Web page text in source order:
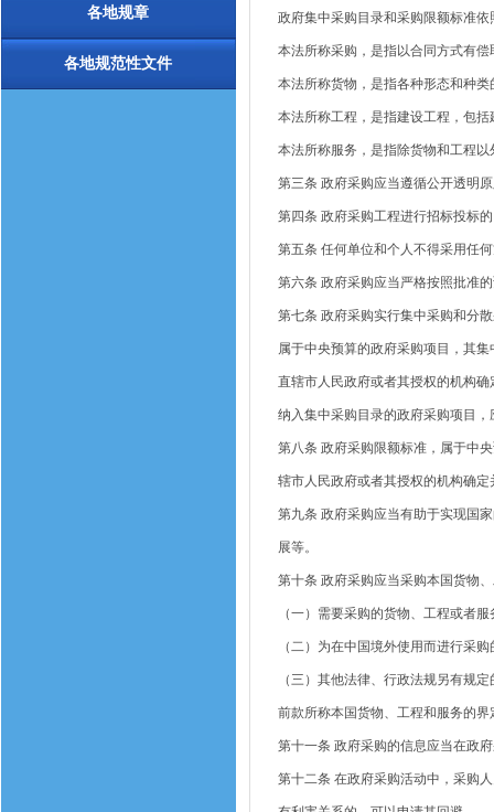
各地规章
各地规范性文件
政府集中采购目录和采购限额标准
本法所称采购，是指以合同方式有
本法所称货物，是指各种形态和种
本法所称工程，是指建设工程，包
本法所称服务，是指除货物和工程
第三条 政府采购应当遵循公开透明
第四条 政府采购工程进行招标投标
第五条 任何单位和个人不得采用任
第六条 政府采购应当严格按照批准
第七条 政府采购实行集中采购和分
属于中央预算的政府采购项目，其
直辖市人民政府或者其授权的机构确
纳入集中采购目录的政府采购项目
第八条 政府采购限额标准，属于中
辖市人民政府或者其授权的机构确定
第九条 政府采购应当有助于实现国
展等。
第十条 政府采购应当采购本国货物
（一）需要采购的货物、工程或者
（二）为在中国境外使用而进行采购
（三）其他法律、行政法规另有规定
前款所称本国货物、工程和服务的
第十一条 政府采购的信息应当在政
第十二条 在政府采购活动中，采购